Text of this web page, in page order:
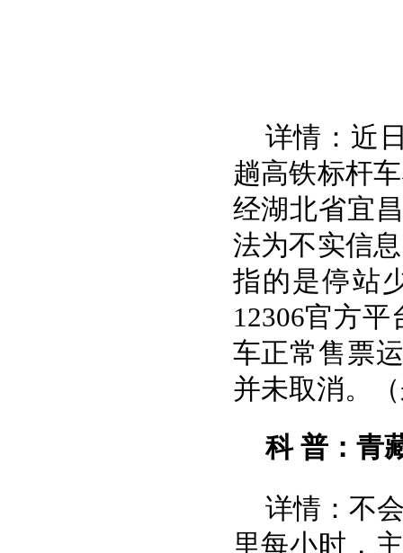
详情：近
趟高铁标杆
经湖北省宜
法为不实信
指的是停站
12306官方
车正常售票
并未取消。
科 普：青
详情：不
里每小时，